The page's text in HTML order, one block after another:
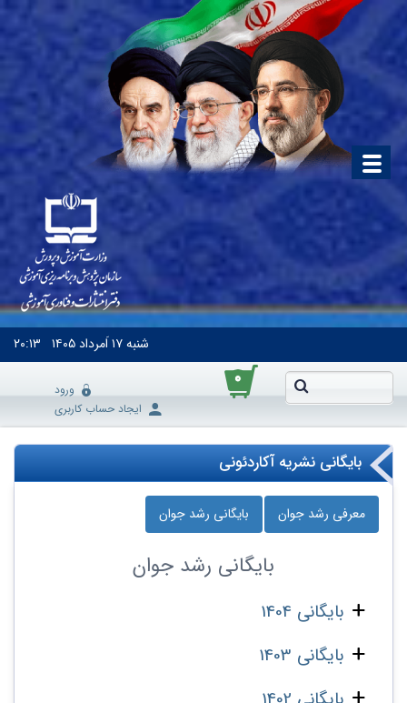
شنبه۱۷ اَمرداد ۱۴۰۵ ۲۰:۱۳
۰
ورود
ایجاد حساب کاربری
بایگانی نشریه آکاردئونی
معرفی رشد جوان بایگانی رشد جوان
بایگانی رشد جوان
بایگانی 1404
بایگانی 1403